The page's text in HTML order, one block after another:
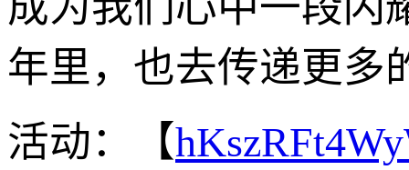
年里，也去传递更多
活动：【